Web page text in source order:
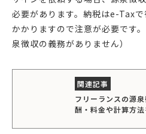
必要があります。納税はe-Tax
かかりますので注意が必要です
泉徴収の義務がありません）
フリーランスの源
酬・料金や計算方